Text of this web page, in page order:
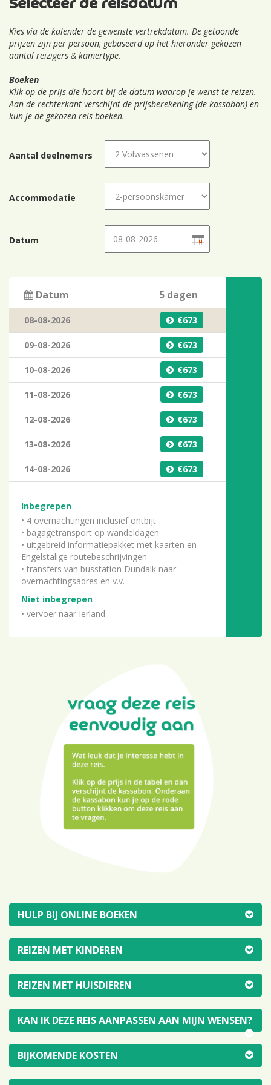
Selecteer de reisdatum
Kies via de kalender de gewenste vertrekdatum. De getoonde
prijzen zijn per persoon, gebaseerd op het hieronder gekozen
aantal reizigers & kamertype.
Boeken
Klik op de prijs die hoort bij de datum waarop je wenst te reizen.
Aan de rechterkant verschijnt de prijsberekening (de kassabon) en
kun je de gekozen reis boeken.
Aantal deelnemers
Accommodatie
Datum
Datum 5 dagen
08-08-2026 673
09-08-2026 673
10-08-2026 673
11-08-2026 673
12-08-2026 673
13-08-2026 673
14-08-2026 673
Inbegrepen
• 4 overnachtingen inclusief ontbijt
• bagagetransport op wandeldagen
• uitgebreid informatiepakket met kaarten en
Engelstalige routebeschrijvingen
• transfers van busstation Dundalk naar
overnachtingsadres en v.v.
Niet inbegrepen
• vervoer naar Ierland
HULP BIJ ONLINE BOEKEN
REIZEN MET KINDEREN
REIZEN MET HUISDIEREN
KAN IK DEZE REIS AANPASSEN AAN MIJN WENSEN?
BIJKOMENDE KOSTEN